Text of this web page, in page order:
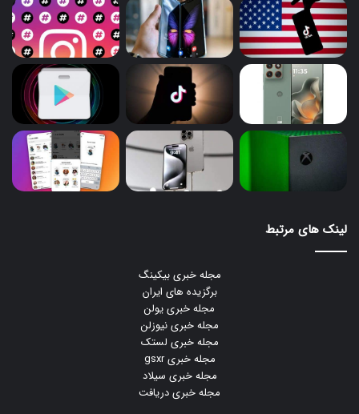
لینک های مرتبط
مجله خبری بیکینگ
برگزیده های ایران
مجله خبری یولن
مجله خبری نیوزلن
مجله خبری لستک
مجله خبری gsxr
مجله خبری سیلاد
مجله خبری دریافت